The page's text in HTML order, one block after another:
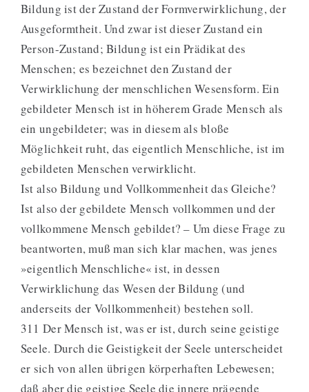
Bildung ist der Zustand der Formverwirklichung, der
Ausgeformtheit. Und zwar ist dieser Zustand ein
Person-Zustand; Bildung ist ein Prädikat des
Menschen; es bezeichnet den Zustand der
Verwirklichung der menschlichen Wesensform. Ein
gebildeter Mensch ist in höherem Grade Mensch als
ein ungebildeter; was in diesem als bloße
Möglichkeit ruht, das eigentlich Menschliche, ist im
gebildeten Menschen verwirklicht.
Ist also Bildung und Vollkommenheit das Gleiche?
Ist also der gebildete Mensch vollkommen und der
vollkommene Mensch gebildet? – Um diese Frage zu
beantworten, muß man sich klar machen, was jenes
»eigentlich Menschliche« ist, in dessen
Verwirklichung das Wesen der Bildung (und
anderseits der Vollkommenheit) bestehen soll.
311 Der Mensch ist, was er ist, durch seine geistige
Seele. Durch die Geistigkeit der Seele unterscheidet
er sich von allen übrigen körperhaften Lebewesen;
daß aber die geistige Seele die innere prägende